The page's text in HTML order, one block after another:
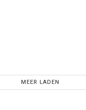
MEER LADEN